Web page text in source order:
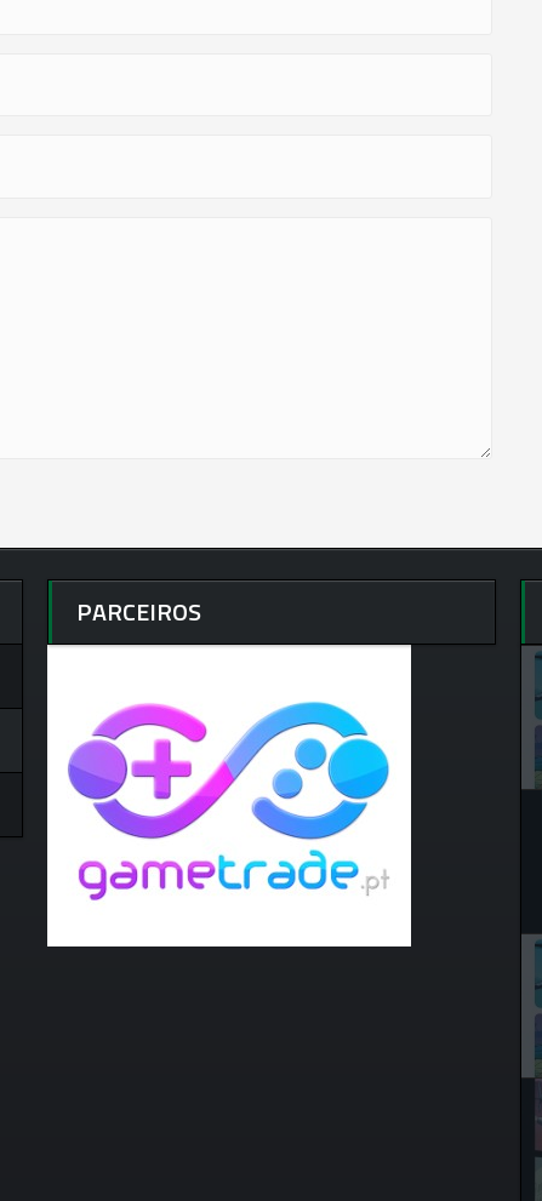
PARCEIROS